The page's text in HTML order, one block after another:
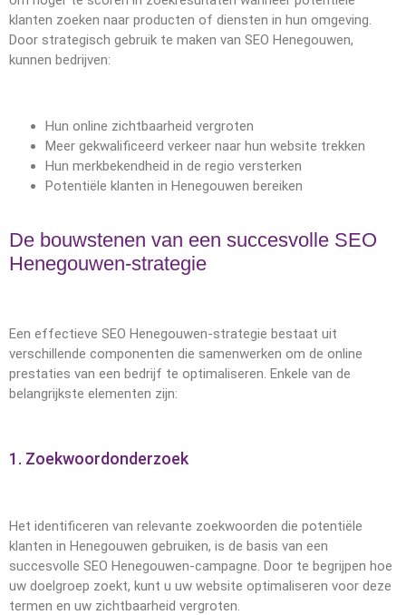
klanten zoeken naar producten of diensten in hun omgeving.
Door strategisch gebruik te maken van SEO Henegouwen,
kunnen bedrijven:
Hun online zichtbaarheid vergroten
Meer gekwalificeerd verkeer naar hun website trekken
Hun merkbekendheid in de regio versterken
Potentiële klanten in Henegouwen bereiken
De bouwstenen van een succesvolle SEO
Henegouwen-strategie
Een effectieve SEO Henegouwen-strategie bestaat uit
verschillende componenten die samenwerken om de online
prestaties van een bedrijf te optimaliseren. Enkele van de
belangrijkste elementen zijn:
1. Zoekwoordonderzoek
Het identificeren van relevante zoekwoorden die potentiële
klanten in Henegouwen gebruiken, is de basis van een
succesvolle SEO Henegouwen-campagne. Door te begrijpen hoe
uw doelgroep zoekt, kunt u uw website optimaliseren voor deze
termen en uw zichtbaarheid vergroten.